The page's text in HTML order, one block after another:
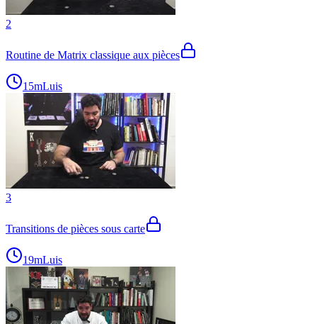
2
Routine de Matrix classique aux pièces
15mLuis
3
Transitions de pièces sous carte
19mLuis